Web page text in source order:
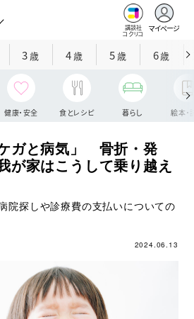
講談社
コクリコ
マイページ
3歳 4歳 5歳 6歳
健康・安全 食とレシピ 暮らし 絵本・
ガと病気」 骨折・発
家はこうして乗り越え
院探しや診療費の支払いについての
2024.06.13